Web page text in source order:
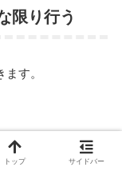
限り行う
す。
トップ サイドバー